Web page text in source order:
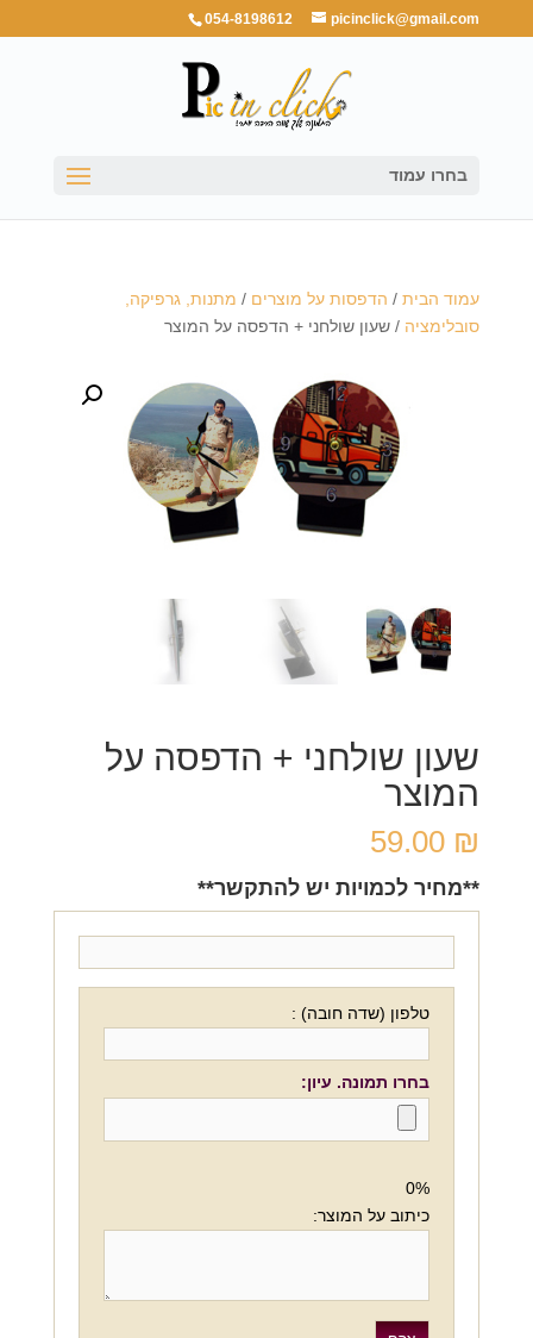
054-8198612 picinclick@gmail.com
בחרו עמוד
עמוד הבית/ הדפסות על מוצרים / מתנות, גרפיקה,
סובלימציה / שעון שולחני + הדפסה על המוצר
שעון שולחני + הדפסה על
המוצר
59.00 ₪
**מחיר לכמויות יש להתקשר**
טלפון (שדה חובה) :
בחרו תמונה. עיון:
0%
כיתוב על המוצר: